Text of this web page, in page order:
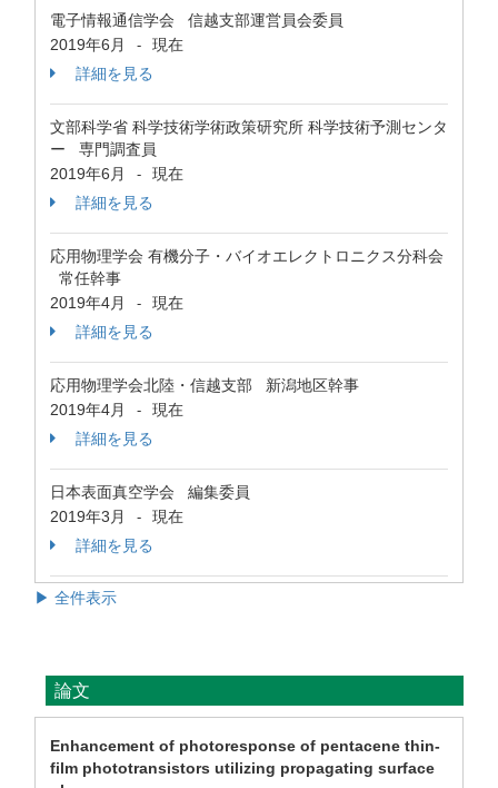
電子情報通信学会 信越支部運営員会委員
2019年6月
-
現在
詳細を見る
文部科学省 科学技術学術政策研究所 科学技術予測センタ
ー 専門調査員
2019年6月
-
現在
詳細を見る
応用物理学会 有機分子・バイオエレクトロニクス分科会
常任幹事
2019年4月
-
現在
詳細を見る
応用物理学会北陸・信越支部 新潟地区幹事
2019年4月
-
現在
詳細を見る
日本表面真空学会 編集委員
2019年3月
-
現在
詳細を見る
▶ 全件表示
論文
Enhancement of photoresponse of pentacene thin-
film phototransistors utilizing propagating surface